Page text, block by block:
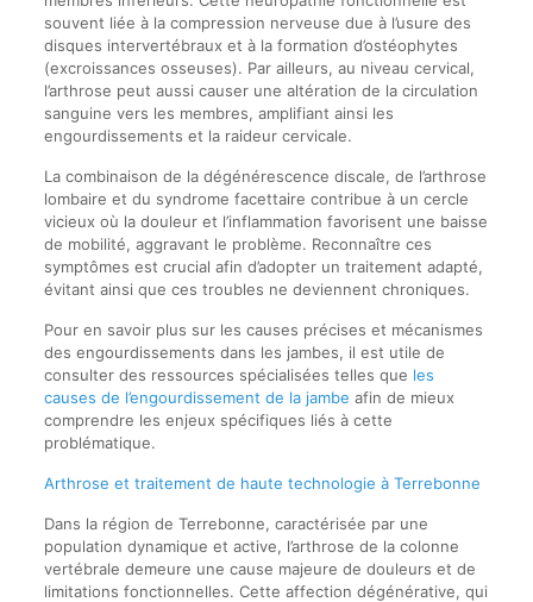
souvent liée à la compression nerveuse due à l’usure des
disques intervertébraux et à la formation d’ostéophytes
(excroissances osseuses). Par ailleurs, au niveau cervical,
l’arthrose peut aussi causer une altération de la circulation
sanguine vers les membres, amplifiant ainsi les
engourdissements et la raideur cervicale.
La combinaison de la dégénérescence discale, de l’arthrose
lombaire et du syndrome facettaire contribue à un cercle
vicieux où la douleur et l’inflammation favorisent une baisse
de mobilité, aggravant le problème. Reconnaître ces
symptômes est crucial afin d’adopter un traitement adapté,
évitant ainsi que ces troubles ne deviennent chroniques.
Pour en savoir plus sur les causes précises et mécanismes
des engourdissements dans les jambes, il est utile de
consulter des ressources spécialisées telles que les
causes de l’engourdissement de la jambe afin de mieux
comprendre les enjeux spécifiques liés à cette
problématique.
Arthrose et traitement de haute technologie à Terrebonne
Dans la région de Terrebonne, caractérisée par une
population dynamique et active, l’arthrose de la colonne
vertébrale demeure une cause majeure de douleurs et de
limitations fonctionnelles. Cette affection dégénérative, qui